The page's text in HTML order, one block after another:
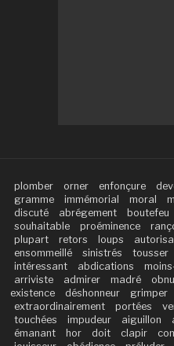
plomber orner enfonçure
gramme
immémorial moral
discuté
abrégement boutefeu
souhaitable
proéminence
plupart
retors loups
ensommeillé
sinistrés tousser
intéressant
abdications
arriviste
admirer madré
existence
déshonneur grimper
extraordinairement
portées
touchées
impudeur aiguillon
émanant
hor doit clapir